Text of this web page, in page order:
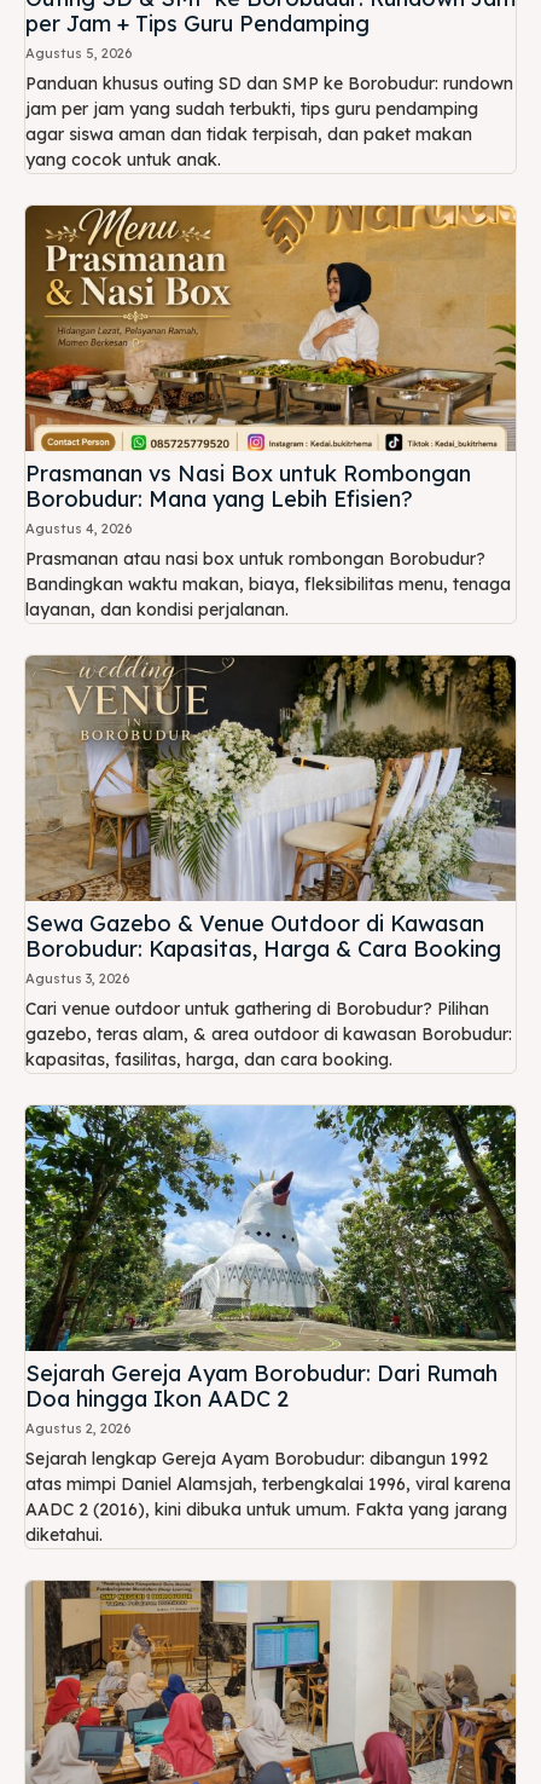
per Jam + Tips Guru Pendamping
Agustus 5, 2026
Panduan khusus outing SD dan SMP ke Borobudur: rundown
jam per jam yang sudah terbukti, tips guru pendamping
agar siswa aman dan tidak terpisah, dan paket makan
yang cocok untuk anak.
Prasmanan vs Nasi Box untuk Rombongan
Borobudur: Mana yang Lebih Efisien?
Agustus 4, 2026
Prasmanan atau nasi box untuk rombongan Borobudur?
Bandingkan waktu makan, biaya, fleksibilitas menu, tenaga
layanan, dan kondisi perjalanan.
Sewa Gazebo & Venue Outdoor di Kawasan
Borobudur: Kapasitas, Harga & Cara Booking
Agustus 3, 2026
Cari venue outdoor untuk gathering di Borobudur? Pilihan
gazebo, teras alam, & area outdoor di kawasan Borobudur:
kapasitas, fasilitas, harga, dan cara booking.
Sejarah Gereja Ayam Borobudur: Dari Rumah
Doa hingga Ikon AADC 2
Agustus 2, 2026
Sejarah lengkap Gereja Ayam Borobudur: dibangun 1992
atas mimpi Daniel Alamsjah, terbengkalai 1996, viral karena
AADC 2 (2016), kini dibuka untuk umum. Fakta yang jarang
diketahui.